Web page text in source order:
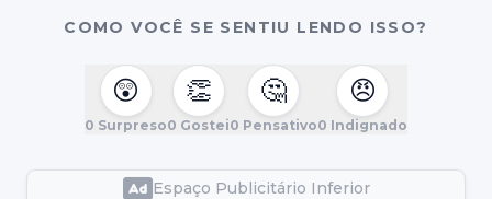
COMO VOCÊ SE SENTIU LENDO ISSO?
😲
0 Surpreso
👏
0 Gostei
🤔
0 Pensativo
😠
0 Indignado
Espaço Publicitário Inferior